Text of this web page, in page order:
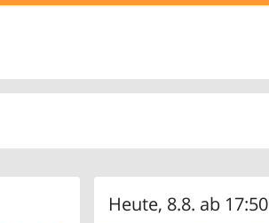
Heute, 8.8. ab 17:50